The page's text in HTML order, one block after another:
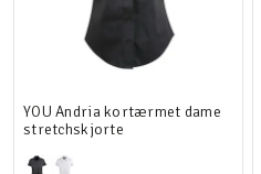
YOU Andria kortærmet dame
stretchskjorte